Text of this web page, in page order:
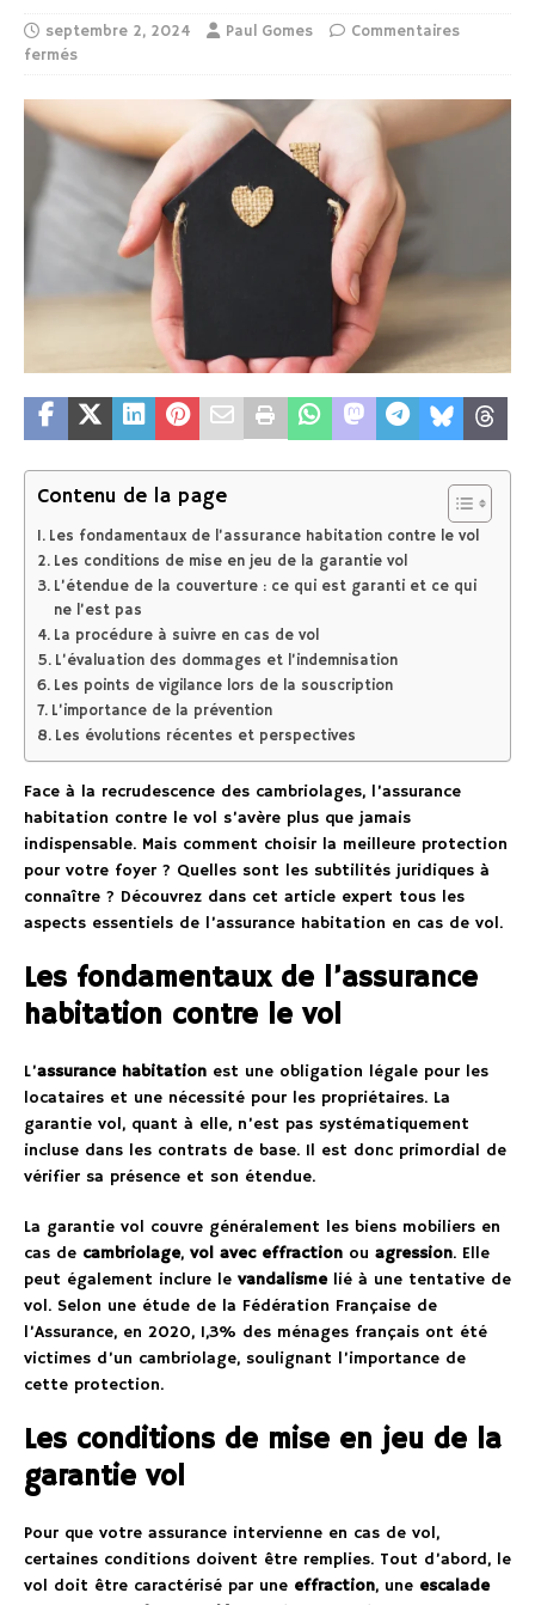
septembre 2, 2024 Paul Gomes
Commentaires
fermés
Contenu de la page
Les fondamentaux de l’assurance habitation contre le vol
Les conditions de mise en jeu de la garantie vol
L’étendue de la couverture : ce qui est garanti et ce qui
ne l’est pas
La procédure à suivre en cas de vol
L’évaluation des dommages et l’indemnisation
Les points de vigilance lors de la souscription
L’importance de la prévention
Les évolutions récentes et perspectives
Face à la recrudescence des cambriolages, l’assurance
habitation contre le vol s’avère plus que jamais
indispensable. Mais comment choisir la meilleure protection
pour votre foyer ? Quelles sont les subtilités juridiques à
connaître ? Découvrez dans cet article expert tous les
aspects essentiels de l’assurance habitation en cas de vol.
Les fondamentaux de l’assurance
habitation contre le vol
L’assurance habitation est une obligation légale pour les
locataires et une nécessité pour les propriétaires. La
garantie vol, quant à elle, n’est pas systématiquement
incluse dans les contrats de base. Il est donc primordial de
vérifier sa présence et son étendue.
La garantie vol couvre généralement les biens mobiliers en
cas de cambriolage, vol avec effraction ou agression. Elle
peut également inclure le vandalismelié à une tentative de
vol. Selon une étude de la Fédération Française de
l’Assurance, en 2020, 1,3% des ménages français ont été
victimes d’un cambriolage, soulignant l’importance de
cette protection.
Les conditions de mise en jeu de la
garantie vol
Pour que votre assurance intervienne en cas de vol,
certaines conditions doivent être remplies. Tout d’abord, le
vol doit être caractérisé par une effraction, une escalade